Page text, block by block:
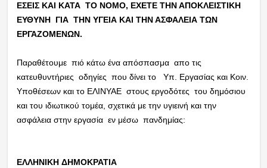
ΕΣΕΙΣ ΚΑΙ ΚΑΤΑ ΤΟ ΝΟΜΟ, ΕΧΕΤΕ ΤΗΝ ΑΠΟΚΛΕΙΣΤΙΚΗ
ΕΥΘΥΝΗ ΓΙΑ ΤΗΝ ΥΓΕΙΑ ΚΑΙ ΤΗΝ ΑΣΦΑΛΕΙΑ ΤΩΝ
ΕΡΓΑΖΟΜΕΝΩΝ.
Παραθέτουμε πιό κάτω ένα απόσπασμα απο τις
κατευθυντήριες οδηγίες που δίνει το Υπ. Εργασίας και Κοιν.
Υποθέσεων και το ΕΛΙΝΥΑΕ στους εργοδότες του δημόσιου
και του ιδιωτικού τομέα, σχετικά με την υγιεινή και την
ασφάλεια στην εργασία εν μέσω πανδημίας:
EΛΛHNIKH ΔHMOKPATIA